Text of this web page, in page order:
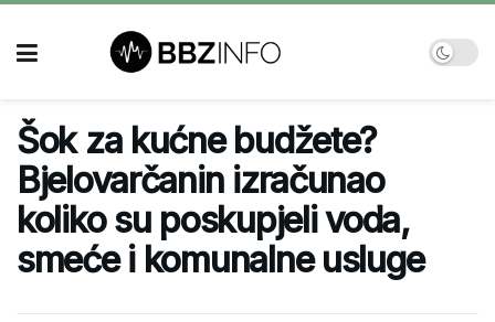
Šok za kućne budžete?
Bjelovarčanin izračunao
koliko su poskupjeli voda,
smeće i komunalne usluge